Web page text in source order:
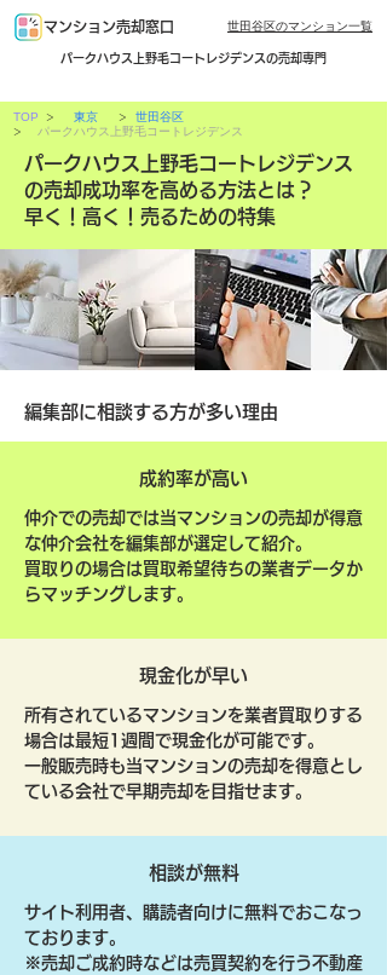
マンション売却窓口 世田谷区のマンション一覧
パークハウス上野毛コートレジデンスの売却専門
TOP > 東京
>
>
パークハウス上野毛コートレジデンス
世田谷区
パークハウス上野毛コートレジデンス
の売却成功率を高める方法とは？
早く！高く！売るための特集
編集部に相談する方が多い理由
成約率が高い
仲介での売却では当マンションの売却が得意
な仲介会社を編集部が選定して紹介。
買取りの場合は買取希望待ちの業者データか
らマッチングします。
現金化が早い
所有されているマンションを業者買取りする
場合は最短1週間で現金化が可能です。
一般販売時も当マンションの売却を得意とし
ている会社で早期売却を目指せます。
相談が無料
サイト利用者、購読者向けに無料でおこなっ
ております。
​※売却ご成約時などは売買契約を行う不動産